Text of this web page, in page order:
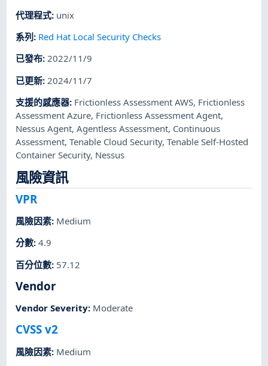
代理程式: unix
系列 : Red Hat Local Security Checks
已發布:2022/11/9
已更新: 2024/11/7
支援的感應器: Frictionless Assessment AWS, Frictionless
Assessment Azure, Frictionless Assessment Agent,
Nessus Agent,Agentless Assessment, Continuous
Assessment,Tenable Cloud Security,Tenable Self-Hosted
Container Security, Nessus
風險資訊
VPR
風險因素: Medium
分數:4.9
百分位數: 57.12
Vendor
Vendor Severity: Moderate
CVSS v2
風險因素: Medium